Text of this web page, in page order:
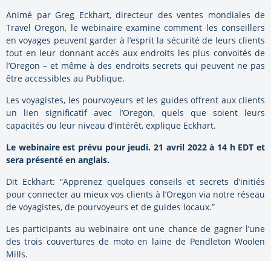
Animé par Greg Eckhart, directeur des ventes mondiales de
Travel Oregon, le webinaire examine comment les conseillers
en voyages peuvent garder à l’esprit la sécurité de leurs clients
tout en leur donnant accès aux endroits les plus convoités de
l’Oregon – et même à des endroits secrets qui peuvent ne pas
être accessibles au Publique.
Les voyagistes, les pourvoyeurs et les guides offrent aux clients
un lien significatif avec l’Oregon, quels que soient leurs
capacités ou leur niveau d’intérêt, explique Eckhart.
Le webinaire est prévu pour jeudi. 21 avril 2022 à 14 h EDT et
sera présenté en anglais.
Dit Eckhart: “Apprenez quelques conseils et secrets d’initiés
pour connecter au mieux vos clients à l’Oregon via notre réseau
de voyagistes, de pourvoyeurs et de guides locaux.”
Les participants au webinaire ont une chance de gagner l’une
des trois couvertures de moto en laine de Pendleton Woolen
Mills.